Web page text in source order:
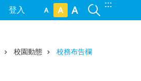
:::
登入
校園動態 校務布告欄